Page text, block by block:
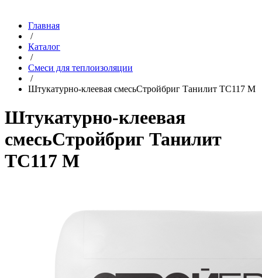
Главная
/
Каталог
/
Смеси для теплоизоляции
/
Штукатурно-клеевая смесьСтройбриг Танилит TC117 M
Штукатурно-клеевая
смесьСтройбриг Танилит
TC117 M